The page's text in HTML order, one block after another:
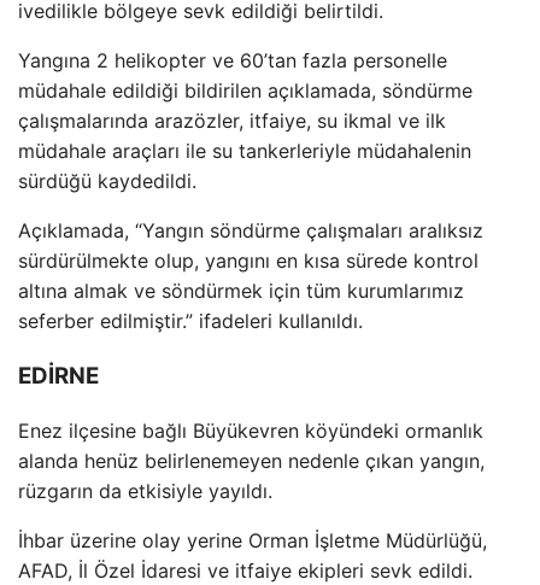
ivedilikle bölgeye sevk edildiği belirtildi.
Yangına 2 helikopter ve 60’tan fazla personelle
müdahale edildiği bildirilen açıklamada, söndürme
çalışmalarında arazözler, itfaiye, su ikmal ve ilk
müdahale araçları ile su tankerleriyle müdahalenin
sürdüğü kaydedildi.
Açıklamada, “Yangın söndürme çalışmaları aralıksız
sürdürülmekte olup, yangını en kısa sürede kontrol
altına almak ve söndürmek için tüm kurumlarımız
seferber edilmiştir.” ifadeleri kullanıldı.
EDİRNE
Enez ilçesine bağlı Büyükevren köyündeki ormanlık
alanda henüz belirlenemeyen nedenle çıkan yangın,
rüzgarın da etkisiyle yayıldı.
İhbar üzerine olay yerine Orman İşletme Müdürlüğü,
AFAD, İl Özel İdaresi ve itfaiye ekipleri sevk edildi.